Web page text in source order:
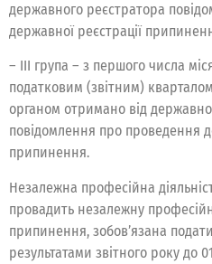
державного реєстратора
державної реєстрації
– ІІІ група – з першого числа
податковим (звітним)
органом отримано від
повідомлення про проведення
припинення.
Незалежна професійна
провадить незалежну
припинення, зобов’язана
результатами звітного року до